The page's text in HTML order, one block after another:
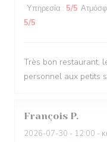
Υπηρεσία : 5/5
5/5
Très bon restaurant,
personnel aux petits
François P
2026-07-30 - 12:00 -